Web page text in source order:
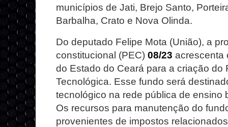
municípios de Jati, Brejo Santo,
Barbalha, Crato e Nova Olinda.
Do deputado Felipe Mota (União), a
constitucional (PEC) 08/23 acrescenta
do Estado do Ceará para a criação do
Tecnológica. Esse fundo será
tecnológico na rede pública de ensino
Os recursos para manutenção do
provenientes de impostos